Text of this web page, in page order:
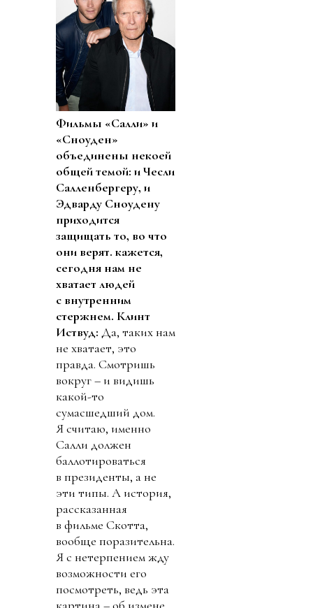
Фильмы «Салли» и
«Сноуден»
объединены некоей
общей темой: и Чесли
Салленбергеру, и
Эдварду Сноудену
приходится
защищать то, во что
они верят. кажется,
сегодня нам не
хватает людей
с внутренним
стержнем. Клинт
Иствуд: Да, таких нам
не хватает, это
правда. Смотришь
вокруг – и видишь
какой-то
сумасшедший дом.
Я считаю, именно
Салли должен
баллотироваться
в президенты, а не
эти типы. А история,
рассказанная
в фильме Скотта,
вообще поразительна.
Я с нетерпением жду
возможности его
посмотреть, ведь эта